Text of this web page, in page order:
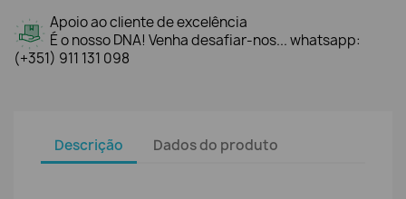
Apoio ao cliente de excelência
É o nosso DNA! Venha desafiar-nos... whatsapp:
(+351) 911 131 098
Descrição Dados do produto